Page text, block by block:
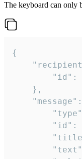
The keyboard can only
{